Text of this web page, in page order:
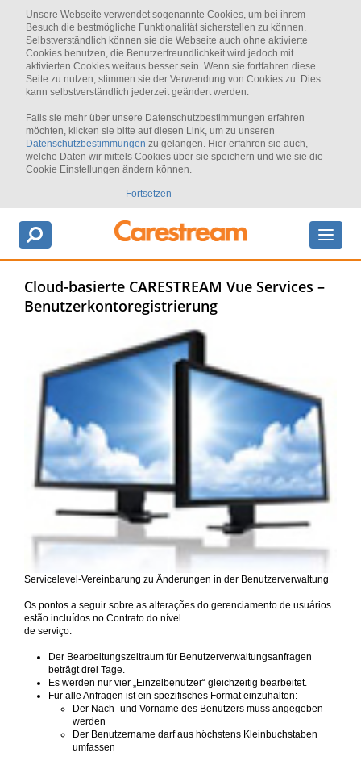
Fortsetzen
Unsere Webseite verwendet sogenannte Cookies, um bei ihrem
Besuch die bestmögliche Funktionalität sicherstellen zu können.
Selbstverständlich können sie die Webseite auch ohne aktivierte
Cookies benutzen, die Benutzerfreundlichkeit wird jedoch mit
aktivierten Cookies weitaus besser sein. Wenn sie fortfahren diese
Seite zu nutzen, stimmen sie der Verwendung von Cookies zu. Dies
kann selbstverständlich jederzeit geändert werden.
Falls sie mehr über unsere Datenschutzbestimmungen erfahren
möchten, klicken sie bitte auf diesen Link, um zu unseren
Datenschutzbestimmungen zu gelangen. Hier erfahren sie auch,
welche Daten wir mittels Cookies über sie speichern und wie sie die
Cookie Einstellungen ändern können.
Cloud-basierte CARESTREAM Vue Services –
Benutzerkontoregistrierung
Servicelevel-Vereinbarung zu Änderungen in der Benutzerverwaltung
Os pontos a seguir sobre as alterações do gerenciamento de usuários
estão incluídos no Contrato do nível
de serviço:
Der Bearbeitungszeitraum für Benutzerverwaltungsanfragen
beträgt drei Tage.
Es werden nur vier „Einzelbenutzer“ gleichzeitig bearbeitet.
Für alle Anfragen ist ein spezifisches Format einzuhalten:
Der Nach- und Vorname des Benutzers muss angegeben
werden
Der Benutzername darf aus höchstens Kleinbuchstaben
umfassen